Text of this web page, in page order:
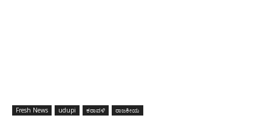
Fresh News udupi ಕರಾವಳಿ ರಾಜಕೀಯ